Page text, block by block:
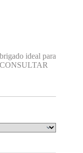
ideal para
CONSULTAR